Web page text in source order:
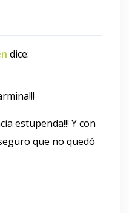
dice:
estupenda!!! Y con
que no quedó